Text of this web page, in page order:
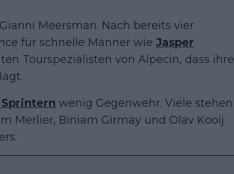
Meersman. Nach bereits vier
für schnelle Männer wie Jasper
Tourspezialisten von Alpecin, dass ihre
wenig Gegenwehr. Viele stehen
Merlier, Biniam Girmay und Olav Kooij